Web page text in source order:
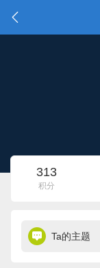
313
积分
Ta的主题